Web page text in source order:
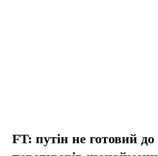
FT: путін не готовий